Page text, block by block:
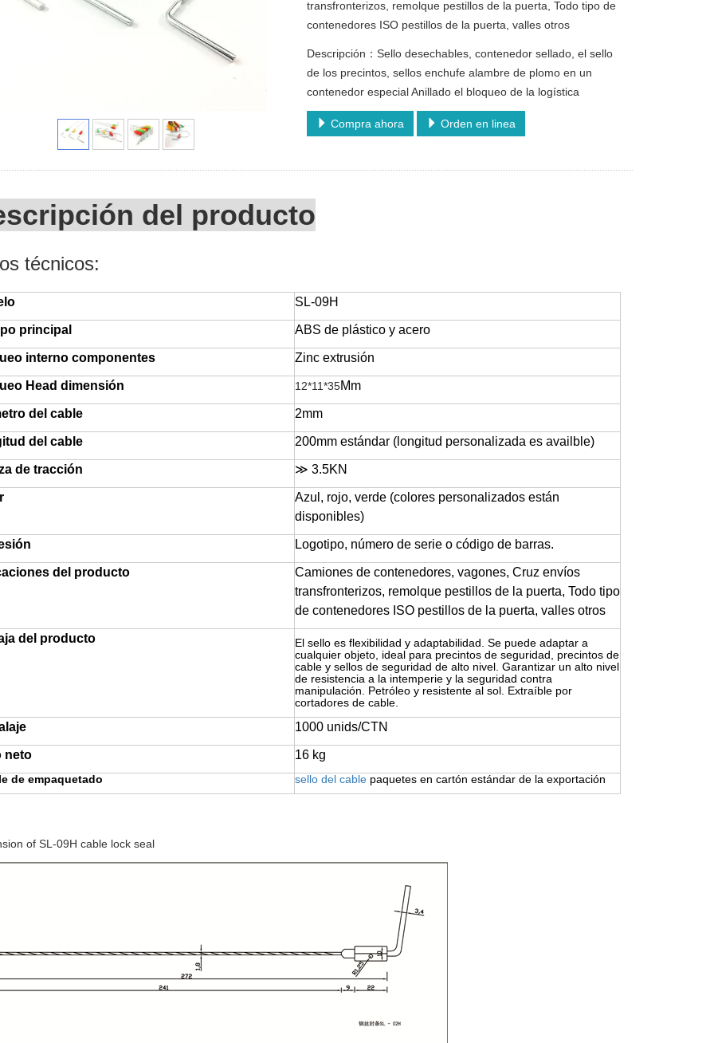
transfronterizos, remolque pestillos de la puerta, Todo tipo de
contenedores ISO pestillos de la puerta, valles otros
Descripción：Sello desechables, contenedor sellado, el sello
de los precintos, sellos enchufe alambre de plomo en un
contenedor especial Anillado el bloqueo de la logística
Compra ahora Orden en linea
del producto
técnicos:
SL-09H
principal ABS de plástico y acero
interno componentes Zinc extrusión
Head dimensión 12*11*35Mm
del cable 2mm
del cable 200mm estándar (longitud personalizada es availble)
de tracción ≫ 3.5KN
Azul, rojo, verde (colores personalizados están
disponibles)
Logotipo, número de serie o código de barras.
del producto
Camiones de contenedores, vagones, Cruz envíos
transfronterizos, remolque pestillos de la puerta, Todo tipo
de contenedores ISO pestillos de la puerta, valles otros
del producto
El sello es flexibilidad y adaptabilidad. Se puede adaptar a
cualquier objeto, ideal para precintos de seguridad, precintos de
cable y sellos de seguridad de alto nivel. Garantizar un alto nivel
de resistencia a la intemperie y la seguridad contra
manipulación. Petróleo y resistente al sol. Extraíble por
cortadores de cable.
1000 unids/CTN
neto 16 kg
de empaquetado sello del cablepaquetes en cartón estándar de la exportación
of SL-09H cable lock seal